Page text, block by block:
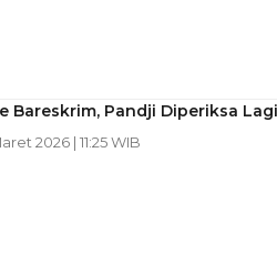
Bareskrim, Pandji Diperiksa
2026 | 11:25 WIB